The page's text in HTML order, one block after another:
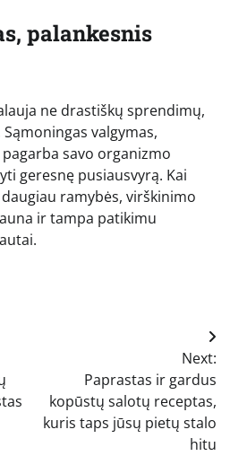
palankesnis
ne drastiškų sprendimų,
valgymas,
savo organizmo
geresnę pusiausvyrą. Kai
ramybės, virškinimo
ir tampa patikimu
Next:
Paprastas ir gardus
kopūstų salotų receptas,
kuris taps jūsų pietų stalo
hitu